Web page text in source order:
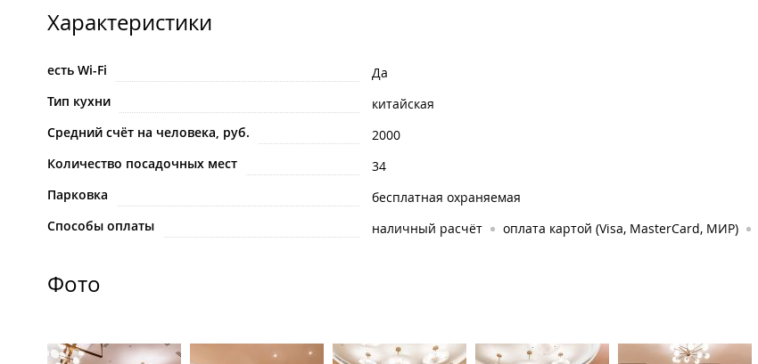
Характеристики
есть Wi-Fi
Да
Тип кухни
китайская
Средний счёт на человека, руб.
2000
Количество посадочных мест
34
Парковка
бесплатная охраняемая
Способы оплаты
наличный расчёт оплата картой (Visa, MasterCard, МИР)
Фото